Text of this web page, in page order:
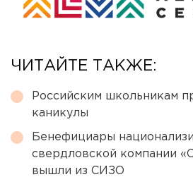
ЧИТАЙТЕ ТАКЖЕ:
Российским школьникам
каникулы
Бенефициары
свердловской компании
вышли из СИЗО